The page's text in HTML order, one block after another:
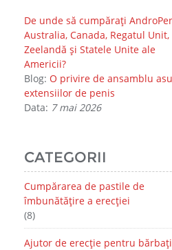
De unde să cumpărați
Australia, Canada, Regatul Unit,
Zeelandă și Statele Unite ale
Americii?
Blog: O privire de ansamblu
extensiilor de penis
Data: 7 mai 2026
CATEGORII
Cumpărarea de pastile de
îmbunătățire a erecției
(8)
Ajutor de erecție pentru bărbați